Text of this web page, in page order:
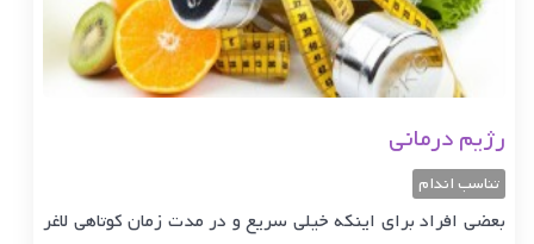
رژیم درمانی
تناسب اندام
بعضی افراد برای اینکه خیلی سریع و در مدت زمان کوتاهی لاغر